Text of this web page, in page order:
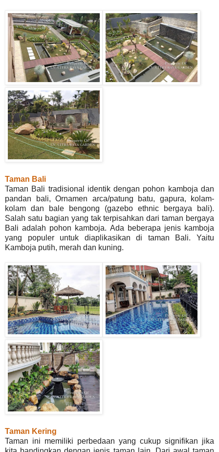
Taman Bali
Taman Bali tradisional identik dengan pohon kamboja dan
pandan bali, Ornamen arca/patung batu, gapura, kolam-
kolam dan bale bengong (gazebo ethnic bergaya bali).
Salah satu bagian yang tak terpisahkan dari taman bergaya
Bali adalah pohon kamboja. Ada beberapa jenis kamboja
yang populer untuk diaplikasikan di taman Bali. Yaitu
Kamboja putih, merah dan kuning.
Taman Kering
Taman ini memiliki perbedaan yang cukup signifikan jika